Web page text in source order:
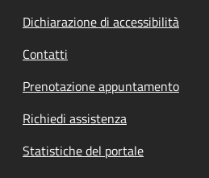
Dichiarazione di accessibilità
Contatti
Prenotazione appuntamento
Richiedi assistenza
Statistiche del portale